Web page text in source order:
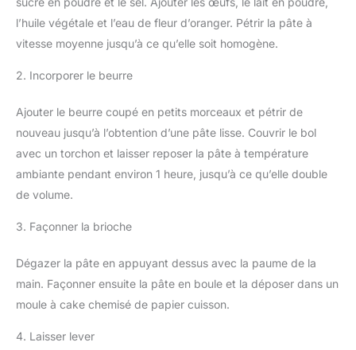
l’huile végétale et l’eau de fleur d’oranger. Pétrir la pâte à
vitesse moyenne jusqu’à ce qu’elle soit homogène.
2. Incorporer le beurre
Ajouter le beurre coupé en petits morceaux et pétrir de
nouveau jusqu’à l’obtention d’une pâte lisse. Couvrir le bol
avec un torchon et laisser reposer la pâte à température
ambiante pendant environ 1 heure, jusqu’à ce qu’elle double
de volume.
3. Façonner la brioche
Dégazer la pâte en appuyant dessus avec la paume de la
main. Façonner ensuite la pâte en boule et la déposer dans un
moule à cake chemisé de papier cuisson.
4. Laisser lever